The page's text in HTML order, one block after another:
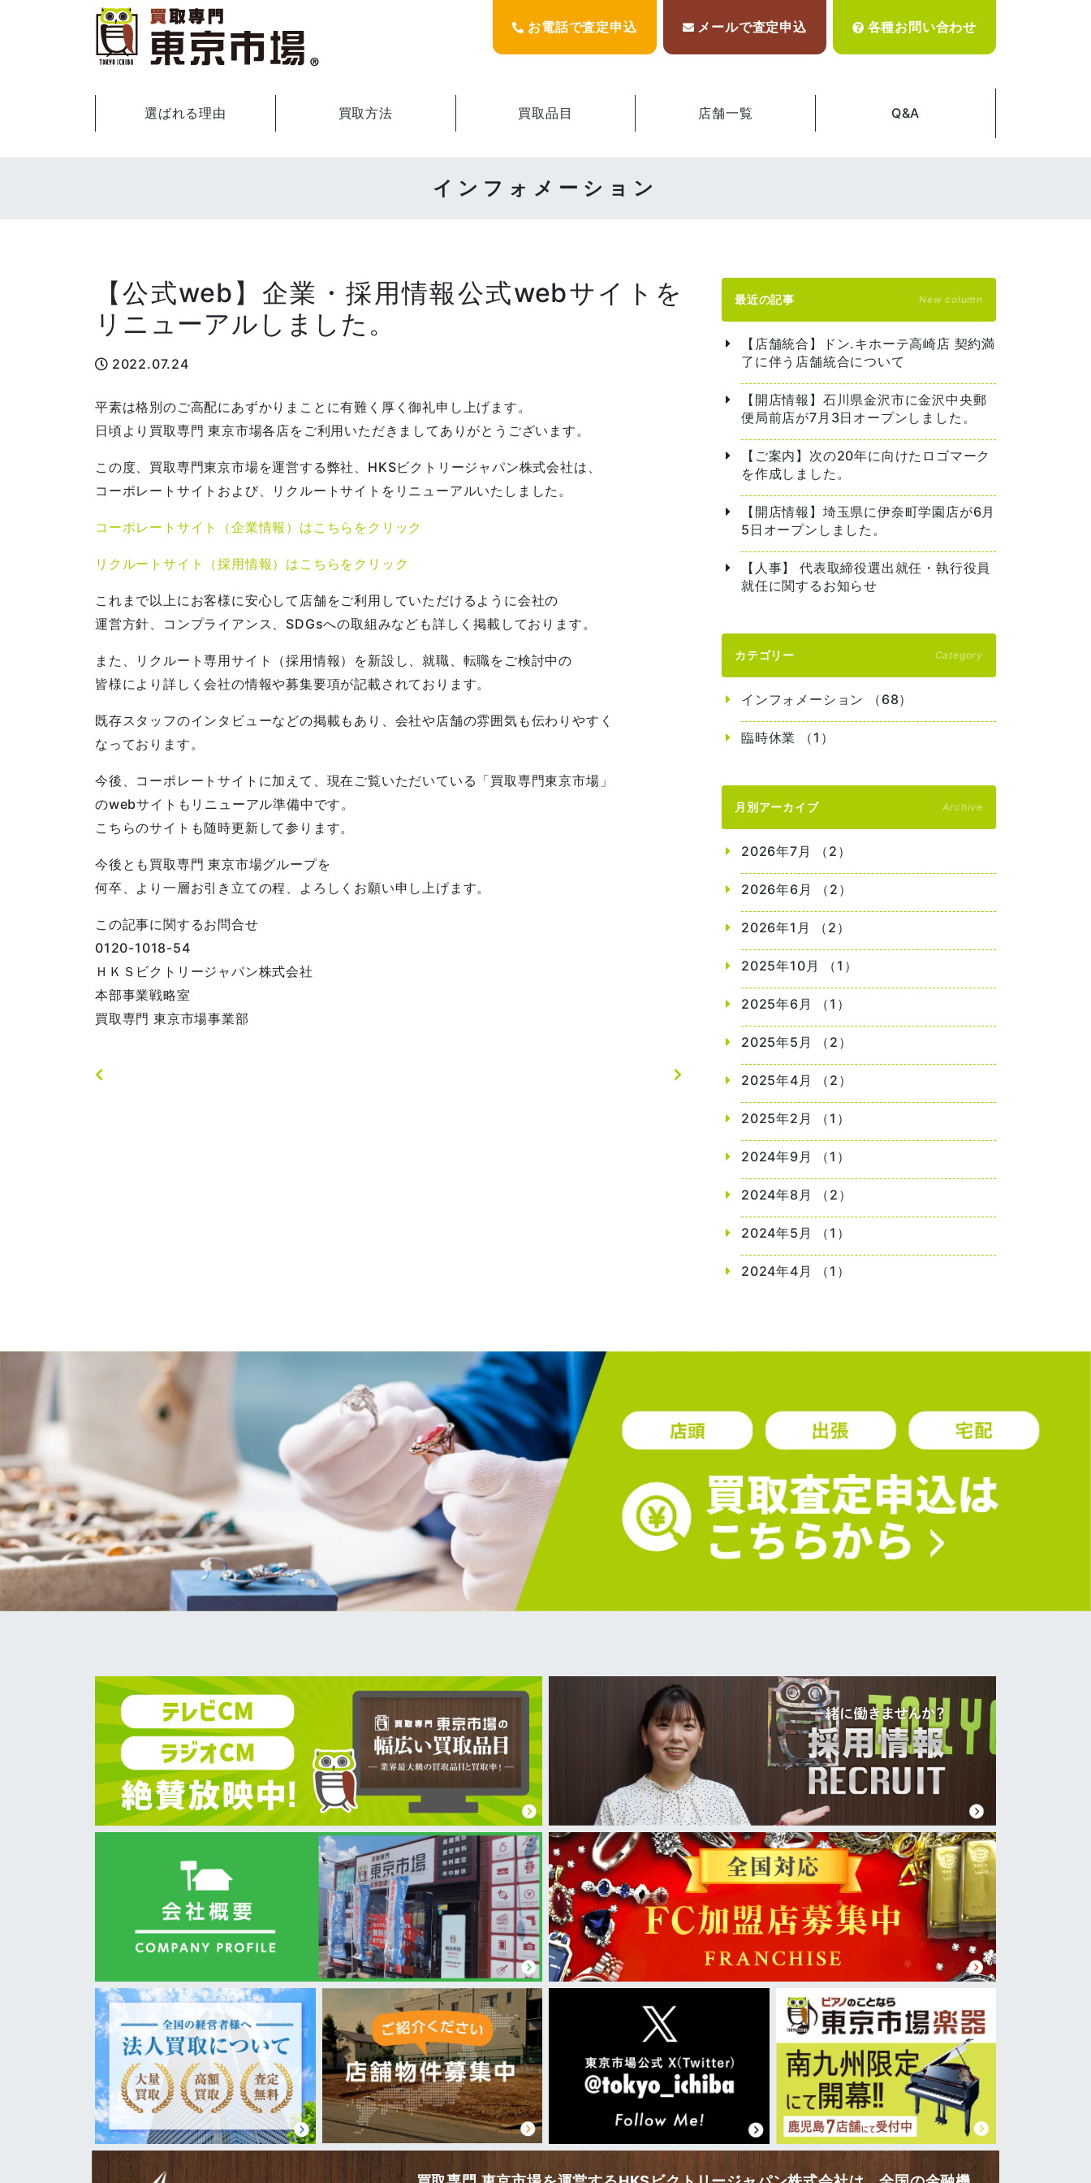
お電話で査定申込 メールで査定申込 各種お問い合わせ
選ばれる理由 買取方法 買取品目 店舗一覧 Q&A
インフォメーション
【公式web】企業・採用情報公式webサイトを
リニューアルしました。
2022.07.24
平素は格別のご高配にあずかりまことに有難く厚く御礼申し上げます。
日頃より買取専門 東京市場各店をご利用いただきましてありがとうございます。
この度、買取専門東京市場を運営する弊社、HKSビクトリージャパン株式会社は、
コーポレートサイトおよび、リクルートサイトをリニューアルいたしました。
コーポレートサイト（企業情報）はこちらをクリック
リクルートサイト（採用情報）はこちらをクリック
これまで以上にお客様に安心して店舗をご利用していただけるように会社の
運営方針、コンプライアンス、SDGsへの取組みなども詳しく掲載しております。
また、リクルート専用サイト（採用情報）を新設し、就職、転職をご検討中の
皆様により詳しく会社の情報や募集要項が記載されております。
既存スタッフのインタビューなどの掲載もあり、会社や店舗の雰囲気も伝わりやすく
なっております。
今後、コーポレートサイトに加えて、現在ご覧いただいている「買取専門東京市場」
のwebサイトもリニューアル準備中です。
こちらのサイトも随時更新して参ります。
今後とも買取専門 東京市場グループを
何卒、より一層お引き立ての程、よろしくお願い申し上げます。
この記事に関するお問合せ
0120-1018-54
ＨＫＳビクトリージャパン株式会社
本部事業戦略室
買取専門 東京市場事業部
最近の記事 New column
【店舗統合】ドン.キホーテ高崎店 契約満
了に伴う店舗統合について
【開店情報】石川県金沢市に金沢中央郵
便局前店が7月3日オープンしました。
【ご案内】次の20年に向けたロゴマーク
を作成しました。
【開店情報】埼玉県に伊奈町学園店が6月
5日オープンしました。
【人事】 代表取締役選出就任・執行役員
就任に関するお知らせ
カテゴリー Category
インフォメーション （68）
臨時休業 （1）
月別アーカイブ Archive
2026年7月 （2）
2026年6月 （2）
2026年1月 （2）
2025年10月 （1）
2025年6月 （1）
2025年5月 （2）
2025年4月 （2）
2025年2月 （1）
2024年9月 （1）
2024年8月 （2）
2024年5月 （1）
2024年4月 （1）